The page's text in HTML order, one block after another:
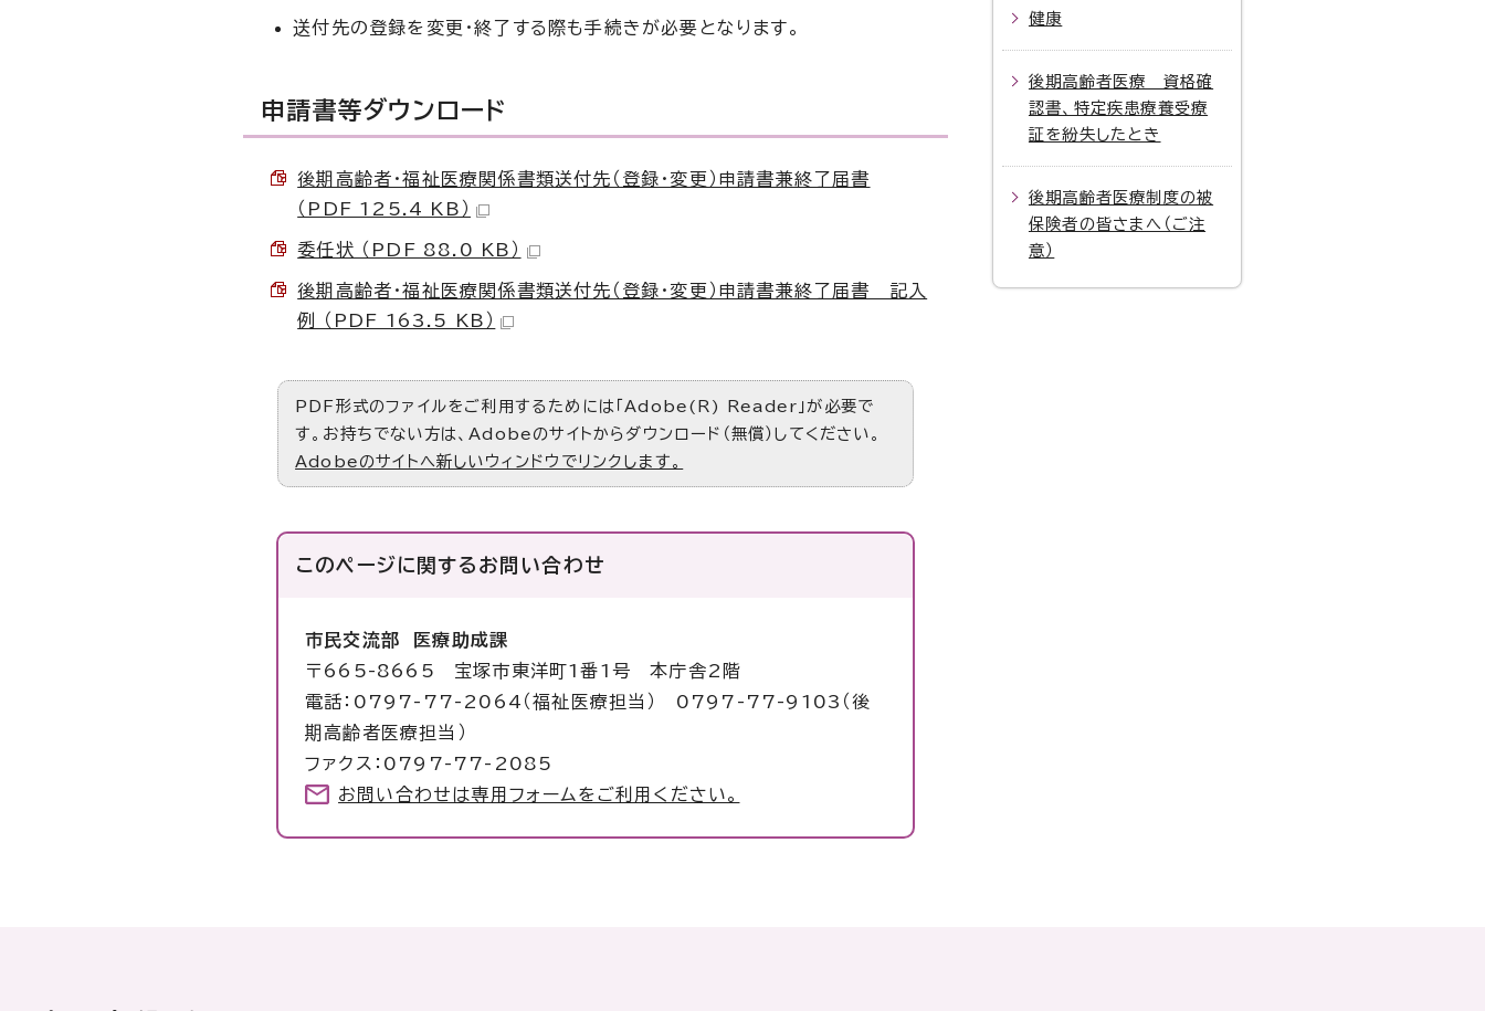
送付先の登録を変更・終了する際も手続きが必要となります。
申請書等ダウンロード
後期高齢者・福祉医療関係書類送付先（登録・変更）申請書兼終了届書
（PDF 125.4 KB）
委任状 （PDF 88.0 KB）
後期高齢者・福祉医療関係書類送付先（登録・変更）申請書兼終了届書 記入
例 （PDF 163.5 KB）
PDF形式のファイルをご利用するためには「Adobe(R) Reader」が必要で
す。お持ちでない方は、Adobeのサイトからダウンロード（無償）してください。
Adobeのサイトへ新しいウィンドウでリンクします。
このページに関する お問い合わせ
市民交流部 医療助成課
〒665-8665 宝塚市東洋町1番1号 本庁舎2階
電話：0797-77-2064（福祉医療担当） 0797-77-9103（後
期高齢者医療担当）
ファクス：0797-77-2085
お問い合わせは専用フォームをご利用ください。
健康
後期高齢者医療 資格確
認書、特定疾患療養受療
証を紛失したとき
後期高齢者医療制度の被
保険者の皆さまへ（ご注
意）